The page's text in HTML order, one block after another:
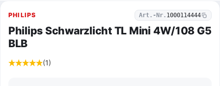
PHILIPS Art.-Nr. 1000114444
Philips Schwarzlicht TL Mini 4W/108 G5
BLB
(1)